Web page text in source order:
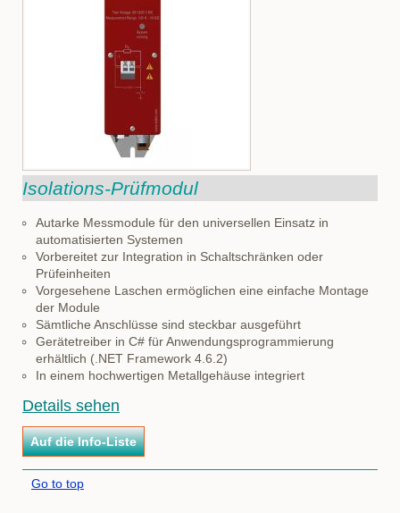
Isolations-Prüfmodul
Autarke Messmodule für den universellen Einsatz in
automatisierten Systemen
Vorbereitet zur Integration in Schaltschränken oder
Prüfeinheiten
Vorgesehene Laschen ermöglichen eine einfache Montage
der Module
Sämtliche Anschlüsse sind steckbar ausgeführt
Gerätetreiber in C# für Anwendungsprogrammierung
erhältlich (.NET Framework 4.6.2)
In einem hochwertigen Metallgehäuse integriert
Details sehen
Go to top